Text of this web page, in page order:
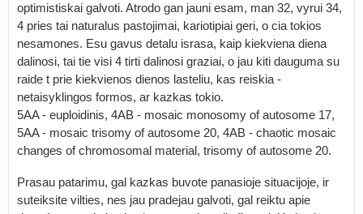
optimistiskai galvoti. Atrodo gan jauni esam, man 32, vyrui 34,
4 pries tai naturalus pastojimai, kariotipiai geri, o cia tokios
nesamones. Esu gavus detalu israsa, kaip kiekviena diena
dalinosi, tai tie visi 4 tirti dalinosi graziai, o jau kiti dauguma su
raide t prie kiekvienos dienos lasteliu, kas reiskia -
netaisyklingos formos, ar kazkas tokio.
5AA - euploidinis, 4AB - mosaic monosomy of autosome 17,
5AA - mosaic trisomy of autosome 20, 4AB - chaotic mosaic
changes of chromosomal material, trisomy of autosome 20.
Prasau patarimu, gal kazkas buvote panasioje situacijoje, ir
suteiksite vilties, nes jau pradejau galvoti, gal reiktu apie